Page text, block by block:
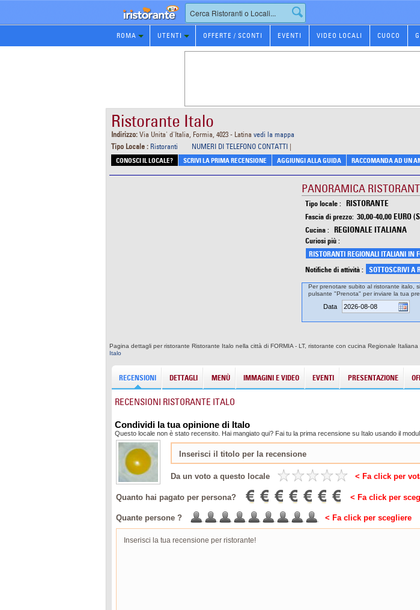
Prenotazione
Ristorante
ROMA UTENTI OFFERTE / SCONTI EVENTI VIDEO LOCALI CUOCO
Ristorante Italo
Indirizzo: Via Unita' d'Italia, Formia, 4023 - Latina vedi la mappa
Tipo Locale : Ristoranti NUMERI DI TELEFONO CONTATTI |
CONOSCI IL LOCALE? SCRIVI LA PRIMA RECENSIONE AGGIUNGI ALLA GUIDA RACCOMANDA AD UN
PANORAMICA
Tipo locale : RISTORANTE
Fascia di prezzo: 30,00-40,00 EURO
Cucina : REGIONALE ITALIANA
Curiosi più :
RISTORANTI REGIONALI ITALIANI IN
Notifiche di attività :
SOTTOSCRIVI A
Per prenotare subito al ristorante italo,
pulsante "Prenota" per inviare la tua
Data
Pagina dettagli per ristorante Ristorante Italo nella città di FORMIA - LT, ristorante con cucina Regionale
Italo
RECENSIONI DETTAGLI MENÙ IMMAGINI E VIDEO EVENTI PRESENTAZIONE
RECENSIONI RISTORANTE ITALO
Condividi la tua opinione di Italo
Questo locale non è stato recensito. Hai mangiato qui? Fai tu la prima recensione su Italo usando il
Da un voto a questo locale < Fa click per
Quanto hai pagato per persona? < Fa click per
Quante persone ? < Fa click per scegliere